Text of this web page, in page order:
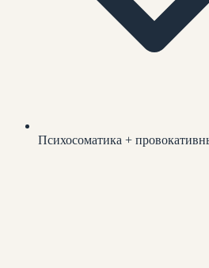
Психосоматика +